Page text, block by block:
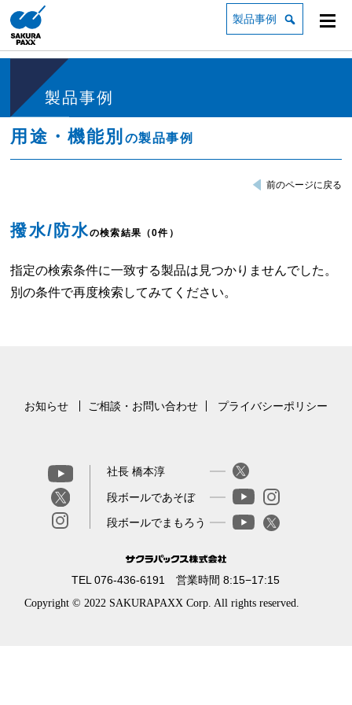
製品事例
製品事例
用途・機能別 の製品事例
前のページに戻る
撥水/防水の検索結果（0件）
指定の検索条件に一致する製品は見つかりませんでした。
別の条件で再度検索してみてください。
お知らせ ご相談・お問い合わせ プライバシーポリシー
社長 橋本淳
段ボールであそぼ
段ボールでまもろう
TEL 076-436-6191 営業時間 8:15−17:15
Copyright © 2022 SAKURAPAXX Corp. All rights reserved.